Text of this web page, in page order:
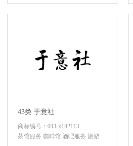
43类 于意社
商标编号：043-x142113
茶馆服务 咖啡馆 酒吧服务 旅游